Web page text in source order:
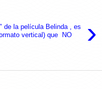
›
de la película Belinda , es
vertical) que NO